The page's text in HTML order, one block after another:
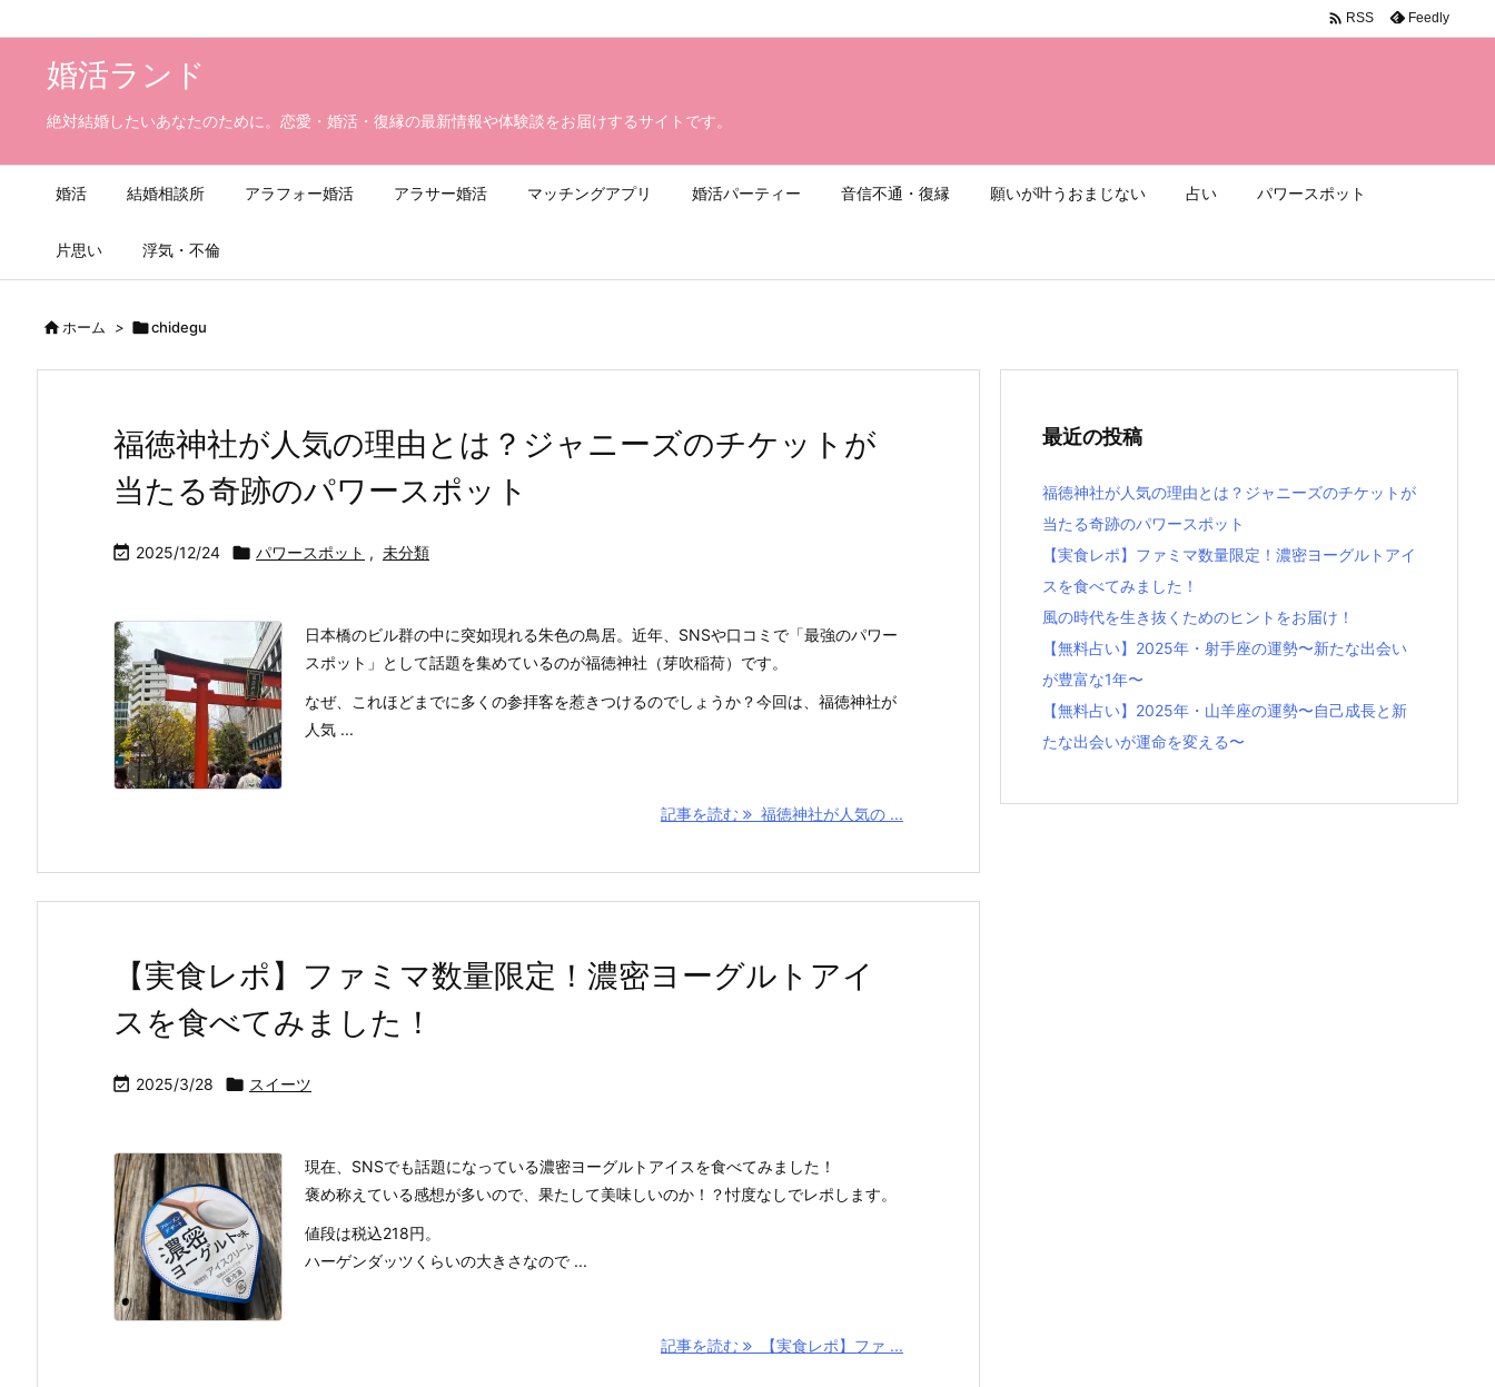
婚活ランド
絶対結婚したいあなたのために。恋愛・婚活・復縁の最新情報や体験談をお届けするサイトです。
婚活 結婚相談所 アラフォー婚活 アラサー婚活 マッチングアプリ 婚活パーティー 音信不通・復縁 願いが叶うおまじない 占い パワースポット
片思い 浮気・不倫
 RSS Feedly
ホーム > chidegu
福徳神社が人気の理由とは？ジャニーズのチケットが
当たる奇跡のパワースポット
 2025/12/24  パワースポット , 未分類
日本橋のビル群の中に突如現れる朱色の鳥居。近年、SNSや口コミで「最強のパワー
スポット」として話題を集めているのが福徳神社（芽吹稲荷）です。
なぜ、これほどまでに多くの参拝客を惹きつけるのでしょうか？今回は、福徳神社が
人気 ...
記事を読む 福徳神社が人気の ...
【実食レポ】ファミマ数量限定！濃密ヨーグルトアイ
スを食べてみました！
 2025/3/28  スイーツ
現在、SNSでも話題になっている濃密ヨーグルトアイスを食べてみました！
褒め称えている感想が多いので、果たして美味しいのか！？忖度なしでレポします。
値段は税込218円。
ハーゲンダッツくらいの大きさなので ...
記事を読む 【実食レポ】ファ ...
最近の投稿
福徳神社が人気の理由とは？ジャニーズのチケットが
当たる奇跡のパワースポット
【実食レポ】ファミマ数量限定！濃密ヨーグルトアイ
スを食べてみました！
風の時代を生き抜くためのヒントをお届け！
【無料占い】2025年・射手座の運勢〜新たな出会い
が豊富な1年〜
【無料占い】2025年・山羊座の運勢〜自己成長と新
たな出会いが運命を変える〜